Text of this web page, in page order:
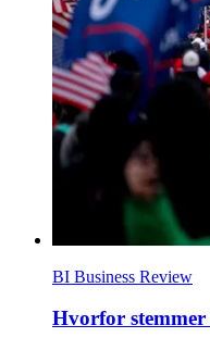
BI Business Review
Hvorfor